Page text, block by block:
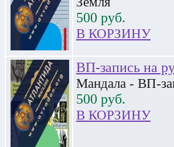
500 руб.
В КОРЗИНУ
ВП-запись на
Мандала - ВП-
500 руб.
В КОРЗИНУ